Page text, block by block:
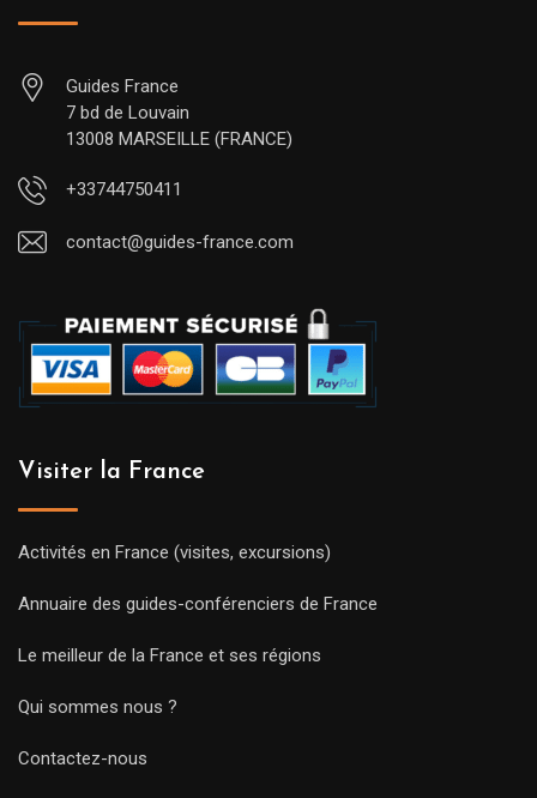
Guides France
7 bd de Louvain
13008 MARSEILLE (FRANCE)
+33744750411
contact@guides-france.com
Visiter la France
Activités en France (visites, excursions)
Annuaire des guides-conférenciers de France
Le meilleur de la France et ses régions
Qui sommes nous ?
Contactez-nous